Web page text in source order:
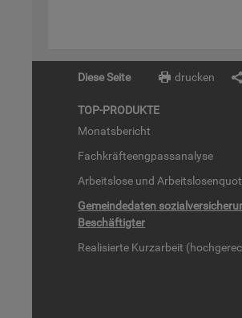
Diese Seite drucken
TOP-PRO­DUK­TE
Mo­nats­be­richt
Fach­kräf­te­eng­pass­ana­ly­se
Ar­beits­lo­se und
Ge­mein­de­da­ten
Be­schäf­tig­ter
Rea­li­sier­te Kurz­ar­beit